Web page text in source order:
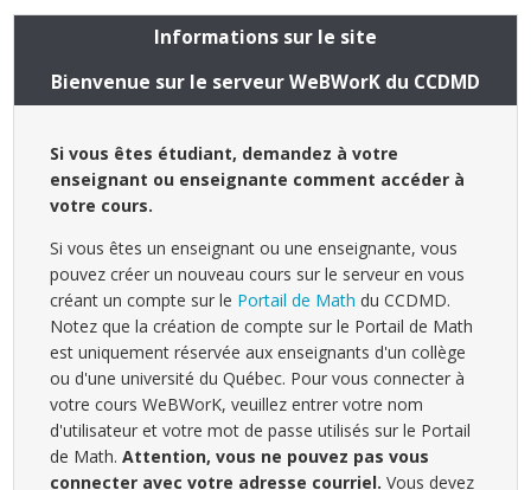
Informations sur le site
Bienvenue sur le serveur WeBWorK du CCDMD
Si vous êtes étudiant, demandez à votre
enseignant ou enseignante comment accéder à
votre cours.
Si vous êtes un enseignant ou une enseignante, vous
pouvez créer un nouveau cours sur le serveur en vous
créant un compte sur le Portail de Math du CCDMD.
Notez que la création de compte sur le Portail de Math
est uniquement réservée aux enseignants d'un collège
ou d'une université du Québec. Pour vous connecter à
votre cours WeBWorK, veuillez entrer votre nom
d'utilisateur et votre mot de passe utilisés sur le Portail
de Math.Attention, vous ne pouvez pas vous
connecter avec votre adresse courriel. Vous devez